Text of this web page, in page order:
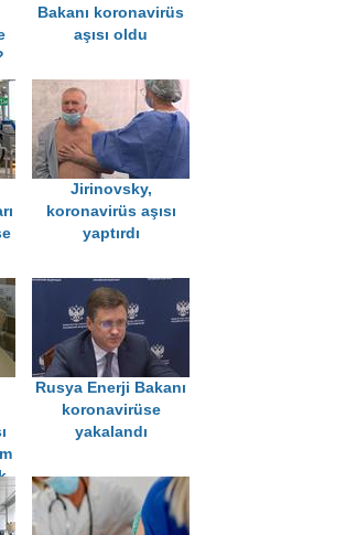
Bakanı koronavirüs
aşısı oldu
Jirinovsky,
koronavirüs aşısı
yaptırdı
Rusya Enerji Bakanı
koronavirüse
yakalandı